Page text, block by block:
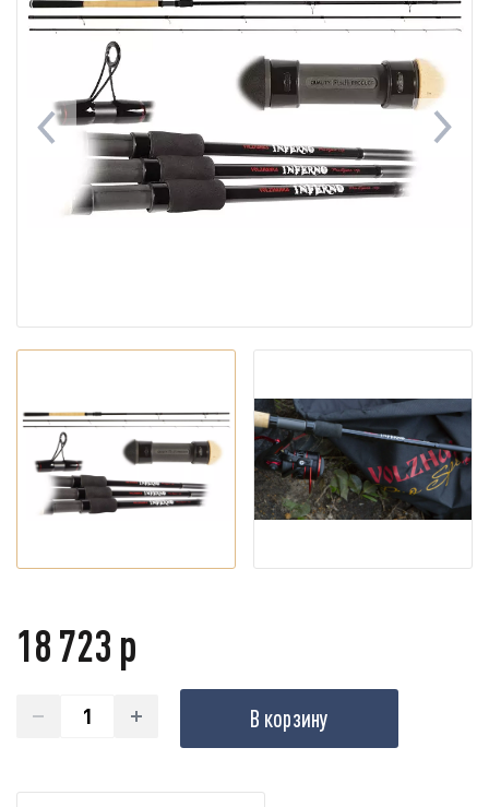
18 723 р
В корзину